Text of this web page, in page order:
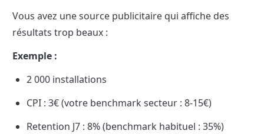
Vous avez une source publicitaire qui affiche des
résultats trop beaux :
Exemple :
2 000 installations
CPI : 3€ (votre benchmark secteur : 8-15€)
Retention J7 : 8% (benchmark habituel : 35%)